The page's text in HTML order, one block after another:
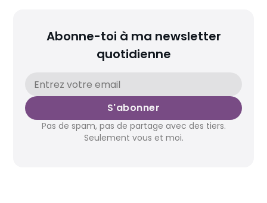
Abonne-toi à ma newsletter
quotidienne
S'abonner
Pas de spam, pas de partage avec des tiers.
Seulement vous et moi.